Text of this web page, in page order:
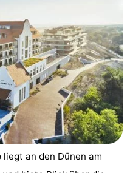
an den Dünen am